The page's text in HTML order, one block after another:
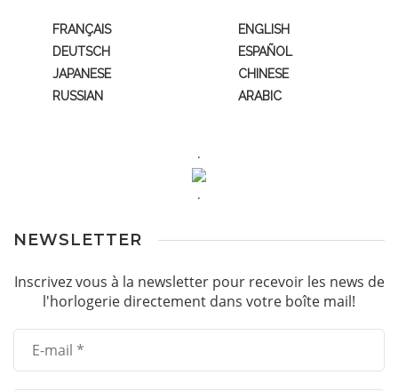
FRANÇAIS
ENGLISH
DEUTSCH
ESPAÑOL
JAPANESE
CHINESE
RUSSIAN
ARABIC
.
.
NEWSLETTER
Inscrivez vous à la newsletter pour recevoir les news de
l'horlogerie directement dans votre boîte mail!